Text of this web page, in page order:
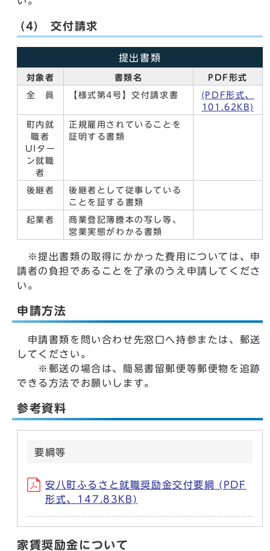
(4) 交付請求
提出書類
対象者 書類名 PDF形式
全 員 【様式第4号】交付請求書
(PDF形式、
101.62KB)
町内就
職者
UIター
ン就職
者
正規雇用されていることを
証明する書類
後継者
後継者として従事している
ことを証する書類
起業者
商業登記簿謄本の写し等、
営業実態がわかる書類
※提出書類の取得にかかった費用については、申
請者の負担であることを了承のうえ申請してくださ
い。
申請方法
申請書類を問い合わせ先窓口へ持参または、郵送
してください。
※郵送の場合は、簡易書留郵便等郵便物を追跡
できる方法でお願いします。
参考資料
要綱等
安八町ふるさと就職奨励金交付要綱 (PDF
形式、147.83KB)
家賃奨励金について